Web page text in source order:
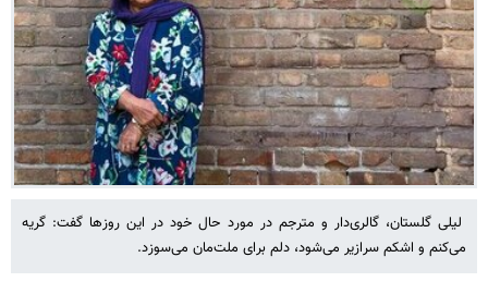
لیلی گلستان، گالری‌دار و مترجم در مورد حال خود در این روزها گفت: گریه
می‌کنم و اشکم سرازیر می‌شود، دلم برای ملت‌مان می‌سوزد.